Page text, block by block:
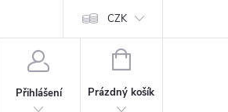
CZK
Přihlášení
NÁKUPNÍ
Prázdný košík